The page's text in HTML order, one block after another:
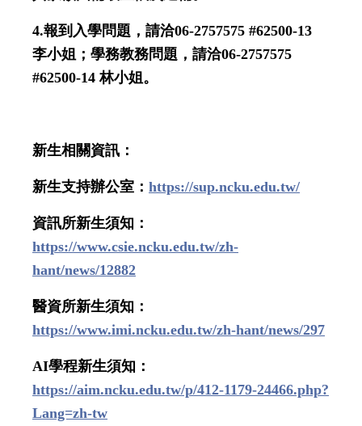
4.報到入學問題，請洽06-2757575 #62500-13
李小姐；學務教務問題，請洽06-2757575
#62500-14林小姐。
新生相關資訊：
新生支持辦公室： https://sup.ncku.edu.tw/
資訊所新生須知：
https://www.csie.ncku.edu.tw/zh-
hant/news/12882
醫資所新生須知：
https://www.imi.ncku.edu.tw/zh-hant/news/297
AI學程新生須知：
https://aim.ncku.edu.tw/p/412-1179-24466.php?
Lang=zh-tw